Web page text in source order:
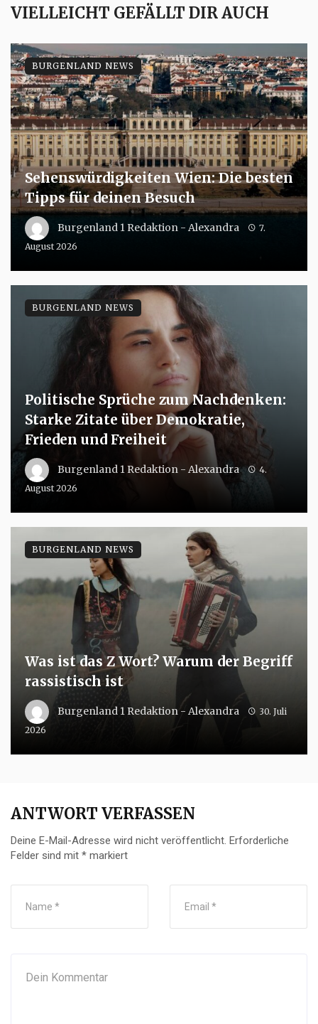
VIELLEICHT GEFÄLLT DIR AUCH
Sehenswürdigkeiten Wien: Die besten
Tipps für deinen Besuch
Burgenland 1 Redaktion - Alexandra
7.
August 2026
BURGENLAND NEWS
Politische Sprüche zum Nachdenken:
Starke Zitate über Demokratie,
Frieden und Freiheit
Burgenland 1 Redaktion - Alexandra
4.
August 2026
BURGENLAND NEWS
Was ist das Z Wort? Warum der Begriff
rassistisch ist
Burgenland 1 Redaktion - Alexandra
30. Juli
2026
BURGENLAND NEWS
ANTWORT VERFASSEN
Deine E-Mail-Adresse wird nicht veröffentlicht. Erforderliche
Felder sind mit * markiert